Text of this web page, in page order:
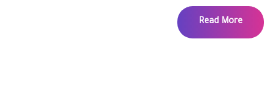
Read More